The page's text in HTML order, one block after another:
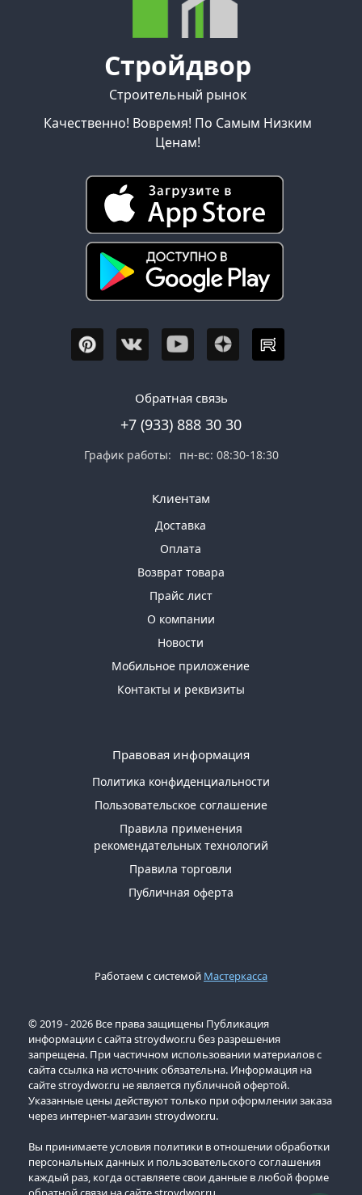
Стройдвор
Строительный рынок
Качественно! Вовремя! По Самым Низким
Ценам!
Обратная связь
+7 (933) 888 30 30
График работы: пн-вс: 08:30-18:30
Клиентам
Доставка
Оплата
Возврат товара
Прайс лист
О компании
Новости
Мобильное приложение
Контакты и реквизиты
Правовая информация
Политика конфиденциальности
Пользовательское соглашение
Правила применения
рекомендательных технологий
Правила торговли
Публичная оферта
Работаем с системой Мастеркасса
© 2019 - 2026 Все права защищены Публикация
информации с сайта stroydwor.ru без разрешения
запрещена. При частичном использовании материалов с
сайта ссылка на источник обязательна. Информация на
сайте stroydwor.ru не является публичной офертой.
Указанные цены действуют только при оформлении заказа
через интернет-магазин stroydwor.ru.
Вы принимаете условия политики в отношении обработки
персональных данных и пользовательского соглашения
каждый раз, когда оставляете свои данные в любой форме